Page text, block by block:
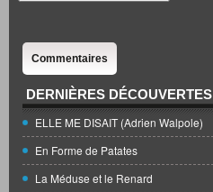
Commentaires
DERNIÈRES DÉCOUVERTES
ELLE ME DISAIT (Adrien Walpole)
En Forme de Patates
La Méduse et le Renard